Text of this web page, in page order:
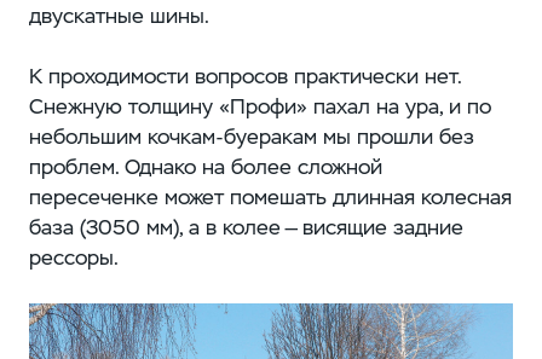
двускатные шины.
К проходимости вопросов практически нет.
Снежную толщину «Профи» пахал на ура, и по
небольшим кочкам-буеракам мы прошли без
проблем. Однако на более сложной
пересеченке может помешать длинная колесная
база (3050 мм), а в колее — висящие задние
рессоры.